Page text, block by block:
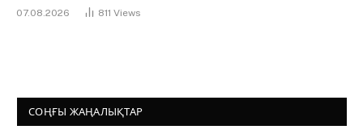
07.08.2026 811 Views
СОҢҒЫ ЖАҢАЛЫҚТАР